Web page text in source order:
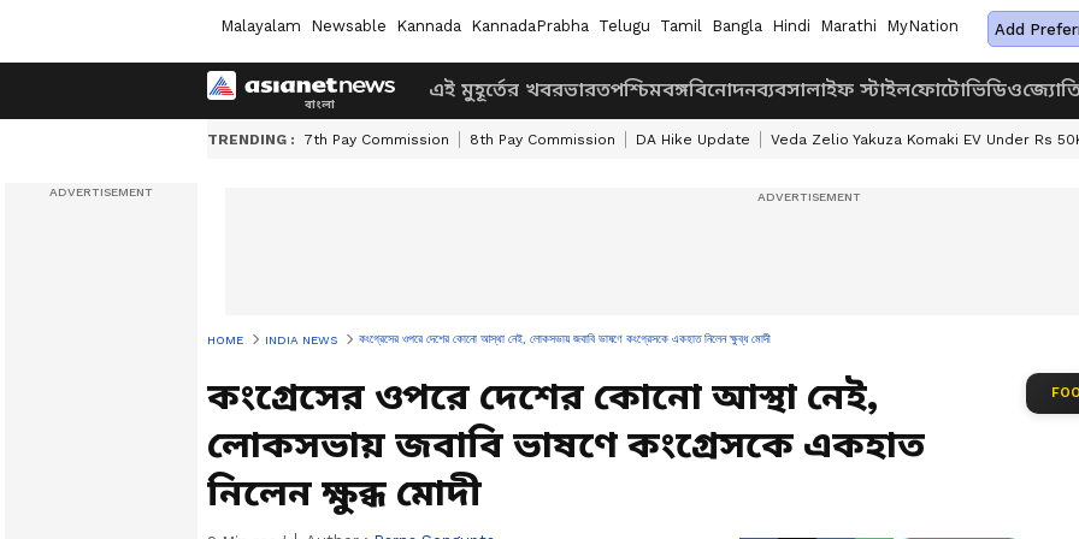
Malayalam Newsable Kannada KannadaPrabha Telugu Tamil Bangla Hindi Marathi MyNation Add
এই মুহূর্তের খবরভারতপশ্চিমবঙ্গবিনোদনব্যবসালাইফ স্টাইলফোটোভিডিও
TRENDING : 7th Pay Commission 8th Pay Commission DA Hike Update Veda Zelio Yakuza Komaki EV Under Rs
HOME INDIA NEWS কংগ্রেসের ওপরে দেশের কোনো আস্থা নেই, লোকসভায় জবাবি ভাষণে কংগ্রেসকে একহাত নিলেন ক্ষুব্ধ মোদী
কংগ্রেসের ওপরে দেশের কোনো আস্থা নেই,
লোকসভায় জবাবি ভাষণে কংগ্রেসকে একহাত
নিলেন ক্ষুব্ধ মোদী